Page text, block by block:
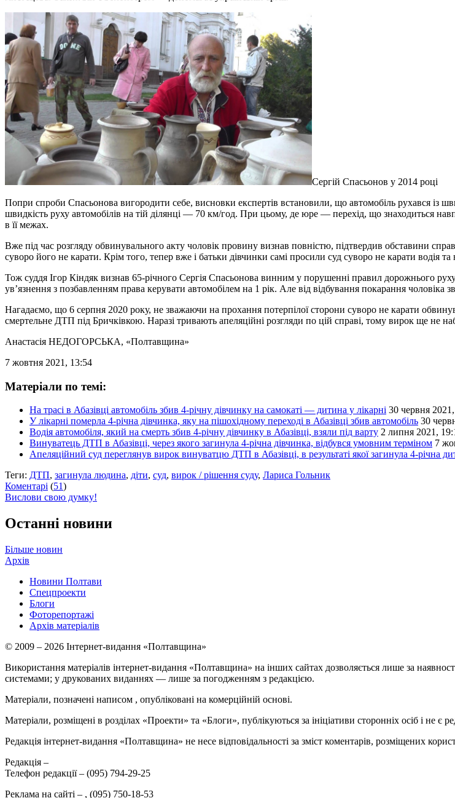
Сергій Спасьонов у 2014 році
Попри спроби Спасьонова вигородити себе, висновки експертів встановили, що автомобіль рухався із
швидкість руху автомобілів на тій ділянці — 70 км/год. При цьому, де юре — перехід, що знаходиться
в її межах.
Вже під час розгляду обвинувального акту чоловік провину визнав повністю, підтвердив обставини
суворо його не карати. Крім того, тепер вже і батьки дівчинки самі просили суд суворо не карати водія та
Тож суддя Ігор Кіндяк визнав 65-річного Сергія Спасьонова винним у порушенні правил дорожнього
ув’язнення з позбавленням права керувати автомобілем на 1 рік. Але від відбування покарання чоловіка
Нагадаємо, що 6 серпня 2020 року, не зважаючи на прохання потерпілої сторони суворо не карати
смертельне ДТП під Бричківкою. Наразі тривають апеляційні розгляди по цій справі, тому вирок ще не
Анастасія НЕДОГОРСЬКА, «Полтавщина»
7 жовтня 2021, 13:54
Матеріали по темі:
На трасі в Абазівці автомобіль збив 4-річну дівчинку на самокаті — дитина у лікарні 30 червня
У лікарні померла 4-річна дівчинка, яку на пішохідному переході в Абазівці збив автомобіль 30
Водія автомобіля, який на смерть збив 4-річну дівчинку в Абазівці, взяли під варту 2 липня 2021,
Винуватець ДТП в Абазівці, через якого загинула 4-річна дівчинка, відбувся умовним терміном 7
Апеляційний суд переглянув вирок винуватцю ДТП в Абазівці, в результаті якої загинула 4-річна
Теги: ДТП, загинула людина, діти, суд, вирок / рішення суду, Лариса Гольник
Коментарі (51)
Вислови свою думку!
Останні новини
Більше новин
Архів
Новини Полтави
Спецпроекти
Блоги
Фоторепортажі
Архів матеріалів
© 2009 – 2026 Інтернет-видання «Полтавщина»
Використання матеріалів інтернет-видання «Полтавщина» на інших сайтах дозволяється лише за
системами; у друкованих виданнях — лише за погодженням з редакцією.
Матеріали, позначені написом , опубліковані на комерційній основі.
Матеріали, розміщені в розділах «Проекти» та «Блоги», публікуються за ініціативи сторонніх осіб і не є
Редакція інтернет-видання «Полтавщина» не несе відповідальності за зміст коментарів, розміщених
Редакція –
Телефон редакції – (095) 794-29-25
Реклама на сайті – , (095) 750-18-53